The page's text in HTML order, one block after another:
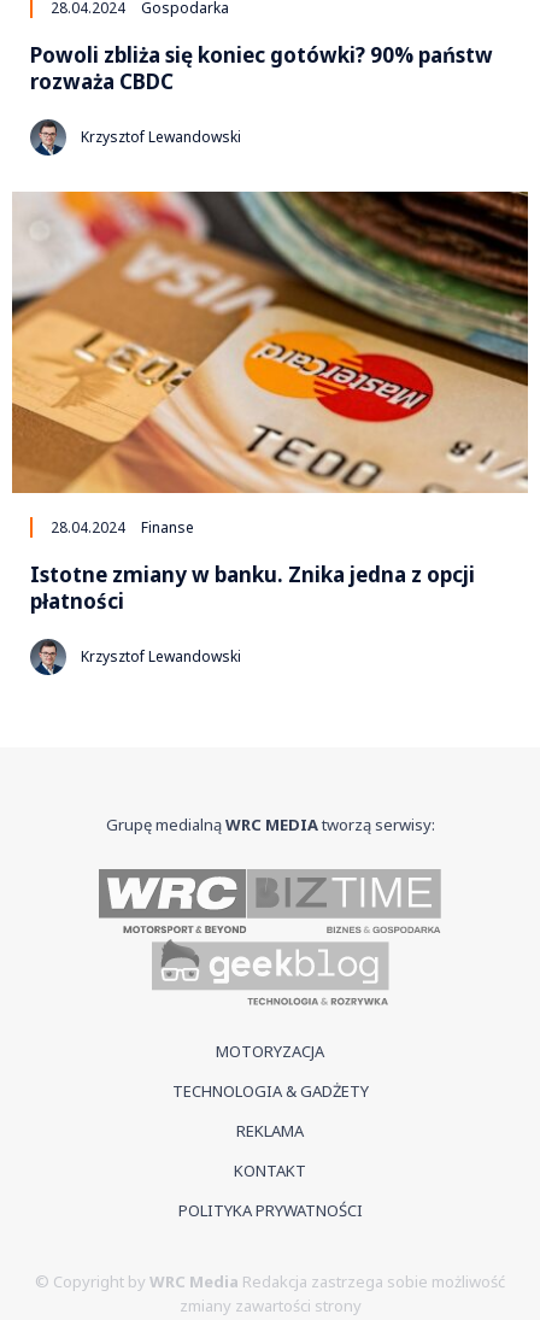
28.04.2024 Gospodarka
Powoli zbliża się koniec gotówki? 90% państw
rozważa CBDC
Krzysztof Lewandowski
28.04.2024 Finanse
Istotne zmiany w banku. Znika jedna z opcji
płatności
Krzysztof Lewandowski
Grupę medialnąWRC MEDIAtworzą serwisy:
MOTORYZACJA
TECHNOLOGIA & GADŻETY
REKLAMA
KONTAKT
POLITYKA PRYWATNOŚCI
© Copyright by WRC Media Redakcja zastrzega sobie możliwość
zmiany zawartości strony